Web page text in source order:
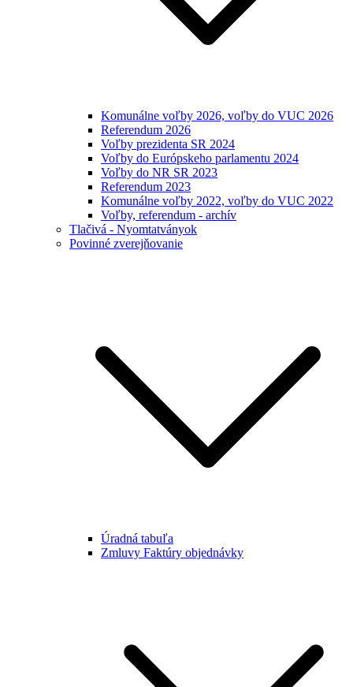
Komunálne voľby 2026, voľby do VUC 2026
Referendum 2026
Voľby prezidenta SR 2024
Voľby do Európskeho parlamentu 2024
Voľby do NR SR 2023
Referendum 2023
Komunálne voľby 2022, voľby do VUC 2022
Voľby, referendum - archív
Tlačivá - Nyomtatványok
Povinné zverejňovanie
Úradná tabuľa
Zmluvy Faktúry objednávky